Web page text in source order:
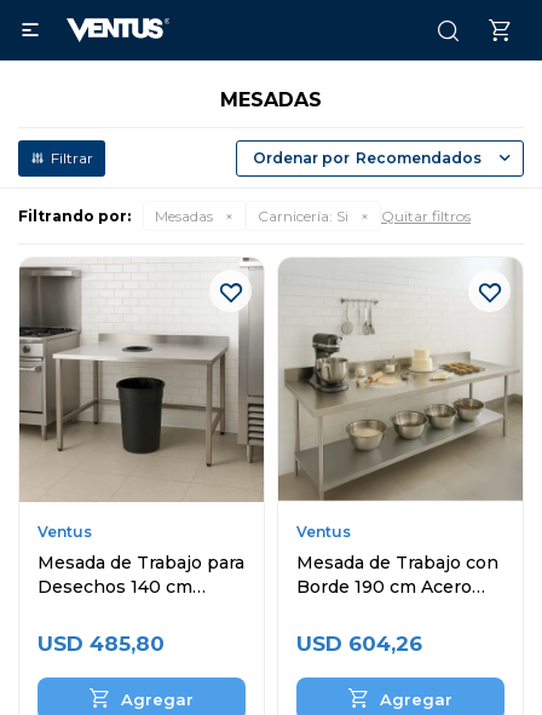

MESADAS
Recomendados
Filtrando por: Mesadas Carnicería: Si Quitar filtros
Ventus
Mesada de Trabajo para
Desechos 140 cm
USD 485,80
Ventus
Mesada de Trabajo con
Borde 190 cm Acero
USD 604,26